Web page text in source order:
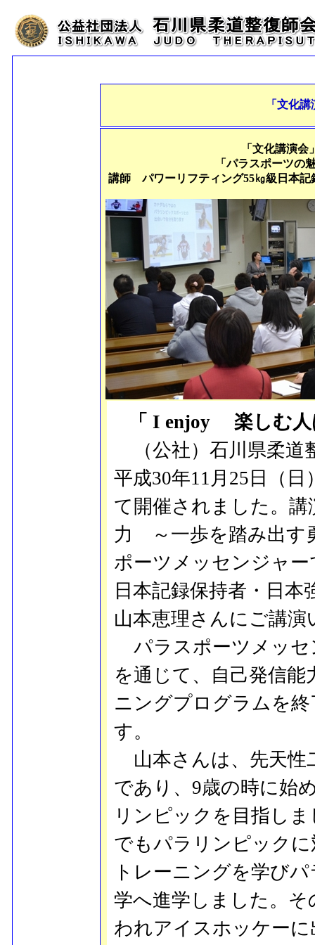
「文化
「文化講演
「パラスポーツ
講師 パワーリフティング55㎏級日本
「 I enjoy 楽しむ人
（公社）石川県柔道
平成30年11月25日（
て開催されました。
力 ～一歩を踏み出す
ポーツメッセンジャ
日本記録保持者・日
山本恵理さんにご講
パラスポーツメッセ
を通じて、自己発信
ニングプログラムを
す。
山本さんは、先天性
であり、9歳の時に始
リンピックを目指し
でもパラリンピック
トレーニングを学び
学へ進学しました。
われアイスホッケー